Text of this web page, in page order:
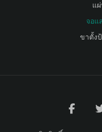
แ
จอแ
ขาตั้ง